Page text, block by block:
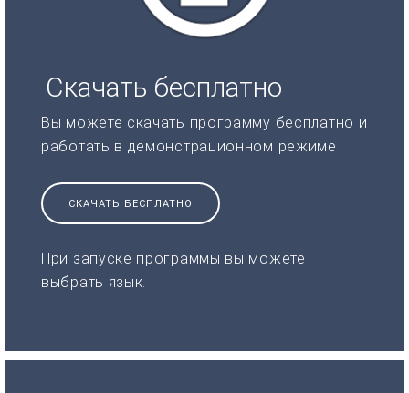
Скачать бесплатно
Вы можете скачать программу бесплатно и
работать в демонстрационном режиме
СКАЧАТЬ БЕСПЛАТНО
При запуске программы вы можете
выбрать язык.